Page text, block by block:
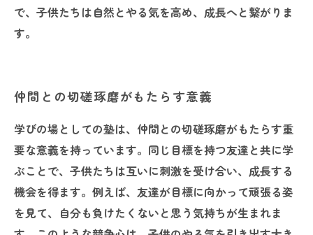
で、子供たちは自然とやる気を高め、成長へと繋がりま
す。
仲間との切磋琢磨がもたらす意義
学びの場としての塾は、仲間との切磋琢磨がもたらす重
要な意義を持っています。同じ目標を持つ友達と共に学
ぶことで、子供たちは互いに刺激を受け合い、成長する
機会を得ます。例えば、友達が目標に向かって頑張る姿
を見て、自分も負けたくないと思う気持ちが生まれま